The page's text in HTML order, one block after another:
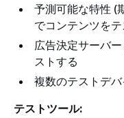
予測可能な特性 (
でコンテンツを
広告決定サーバ
ストする
複数のテストデ
テストツール: